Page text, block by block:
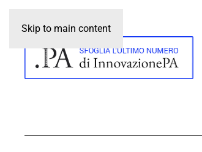
Skip to main content